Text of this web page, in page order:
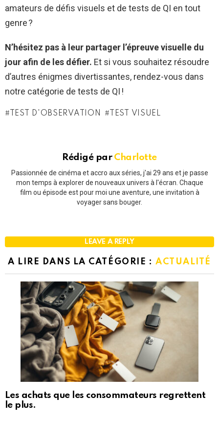
amateurs de défis visuels et de tests de QI en tout
genre ?
N’hésitez pas à leur partager l’épreuve visuelle du
jour afin de les défier. Et si vous souhaitez résoudre
d’autres énigmes divertissantes, rendez-vous dans
notre catégorie de tests de QI !
TEST D'OBSERVATION TEST VISUEL
Rédigé par Charlotte
Passionnée de cinéma et accro aux séries, j'ai 29 ans et je passe
mon temps à explorer de nouveaux univers à l'écran. Chaque
film ou épisode est pour moi une aventure, une invitation à
voyager sans bouger.
LEAVE A REPLY
A LIRE DANS LA CATÉGORIE : ACTUALITÉ
Les achats que les consommateurs regrettent
le plus.